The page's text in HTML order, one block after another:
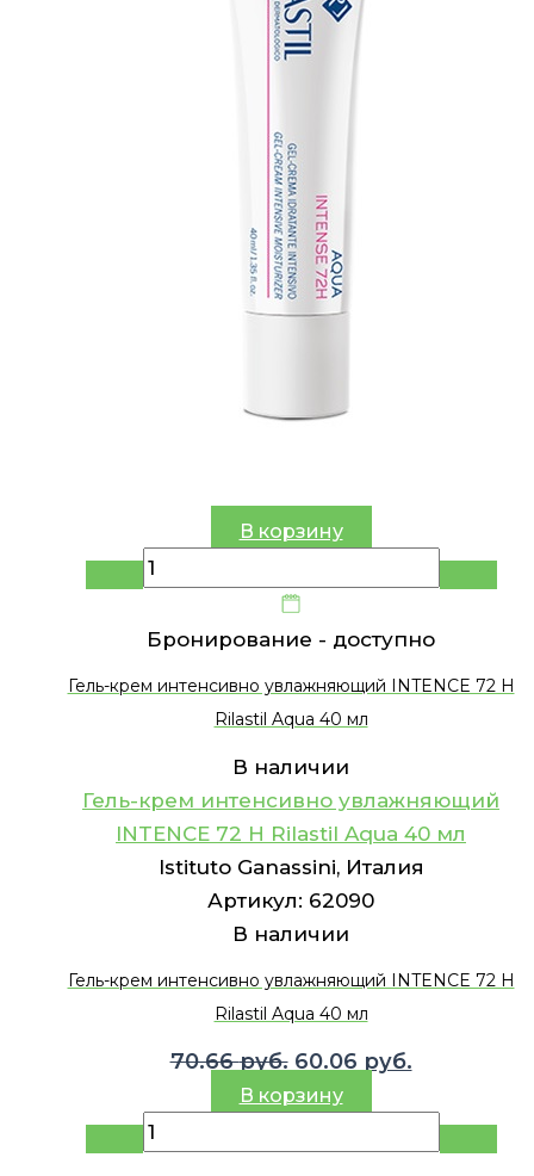
В корзину
Бронирование - доступно
Гель-крем интенсивно увлажняющий INTENCE 72 H
Rilastil Aqua 40 мл
В наличии
Гель-крем интенсивно увлажняющий
INTENCE 72 H Rilastil Aqua 40 мл
Istituto Ganassini, Италия
Артикул: 62090
В наличии
Гель-крем интенсивно увлажняющий INTENCE 72 H
Rilastil Aqua 40 мл
70.66руб. Первоначальная
цена
70.66 руб..
60.06 руб.Текущая
60.06 руб..
В корзину